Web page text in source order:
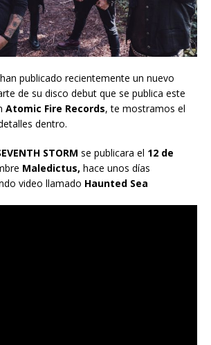
han publicado recientemente un nuevo
de su disco debut que se publica este
Atomic Fire Records, te mostramos el
dentro.
STORM se publicara el 12 de
Maledictus, hace unos días
video llamado Haunted Sea